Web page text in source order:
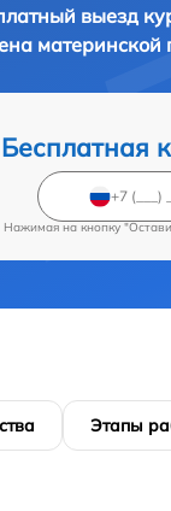
выезд
материнской
Бесплатная
Нажимая на кнопку
Этапы